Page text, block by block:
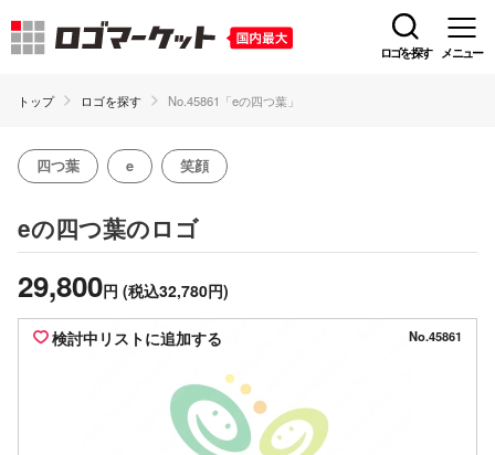
ロゴを探す メニュー
トップ ロゴを探す No.45861「eの四つ葉」
四つ葉 e 笑顔
eの四つ葉のロゴ
29,800円 (税込32,780円)
検討中リストに追加する No.45861